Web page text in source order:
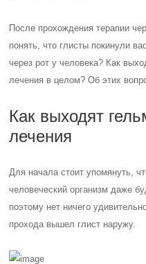
После прохождения терапии
понять, что глисты покинули
через рот у человека? Как
лечения в целом? Об этих
Как выходят
лечения
Для начала стоит упомянуть,
человеческий организм даже
поэтому нет ничего
прохода вышел глист наружу.